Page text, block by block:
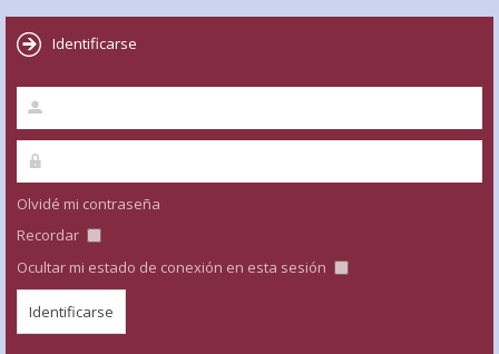
Identificarse
Olvidé mi contraseña
Recordar
Ocultar mi estado de conexión en esta sesión